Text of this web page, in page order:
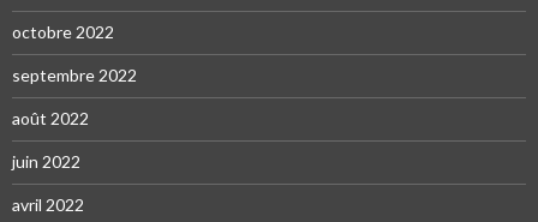
octobre 2022
septembre 2022
août 2022
juin 2022
avril 2022